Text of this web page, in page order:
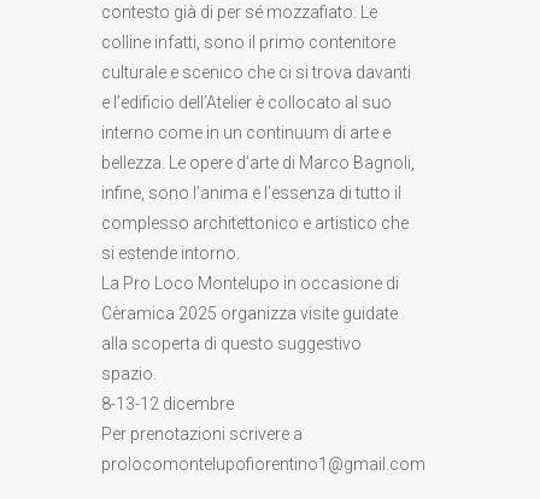
contesto già di per sé mozzafiato. Le
colline infatti, sono il primo contenitore
culturale e scenico che ci si trova davanti
e l’edificio dell’Atelier è collocato al suo
interno come in un continuum di arte e
bellezza. Le opere d’arte di Marco Bagnoli,
infine, sono l’anima e l’essenza di tutto il
complesso architettonico e artistico che
si estende intorno.
La Pro Loco Montelupo in occasione di
Cèramica 2025 organizza visite guidate
alla scoperta di questo suggestivo
spazio.
8-13-12 dicembre
Per prenotazioni scrivere a
prolocomontelupofiorentino1@gmail.com